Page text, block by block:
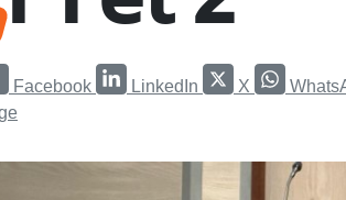
Facebook LinkedIn X